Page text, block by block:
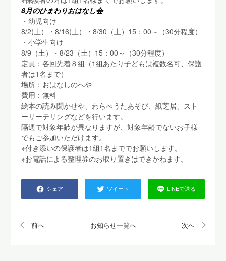
8月のひまわりおはなし会
・幼児向け
8/2(土）・8/16(土）・8/30（土）15：00～（30分程度）
・小学生向け
8/9（土）・8/23（土）15：00～（30分程度）
定員：各回先着８組（1組あたり子どもは複数名可、保護
者は1名まで）
場所：おはなしのへや
費用：無料
絵本の読み聞かせや、わらべうたあそび、紙芝居、スト
ーリーテリングなどを行います。
隔週で対象年齢が異なりますが、対象年齢でないお子様
でもご参加いただけます。
※付き添いの保護者は1組1名まででお願いします。
※お電話による整理券のお取り置きはできかねます。
シェア ツイート LINEで送る
前へ お知らせ一覧へ 次へ